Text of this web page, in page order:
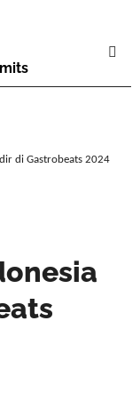
di Gastrobeats 2024